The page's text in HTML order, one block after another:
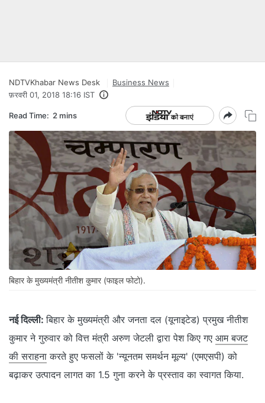
NDTVKhabar News Desk
Business News
फ़रवरी 01, 2018 18:16 IST
Read Time: 2 mins
बिहार के मुख्यमंत्री नीतीश कुमार (फाइल फोटो).
नई दिल्ली: बिहार के मुख्यमंत्री और जनता दल (यूनाइटेड) प्रमुख नीतीश
कुमार ने गुरुवार को वित्त मंत्री अरुण जेटली द्वारा पेश किए गए आम बजट
की सराहना करते हुए फसलों के 'न्यूनतम समर्थन मूल्य' (एमएसपी) को
बढ़ाकर उत्पादन लागत का 1.5 गुना करने के प्रस्ताव का स्वागत किया.